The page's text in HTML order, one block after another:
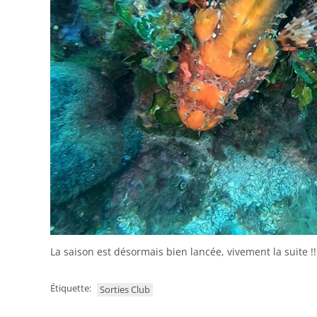
La saison est désormais bien lancée, vivement la suite
Étiquette: Sorties Club